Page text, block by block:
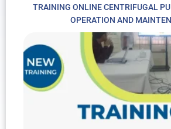
TRAINING ONLINE CENTRIFUGAL
OPERATION AND